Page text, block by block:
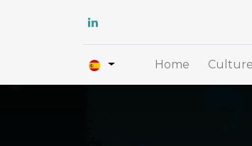
Home Culture